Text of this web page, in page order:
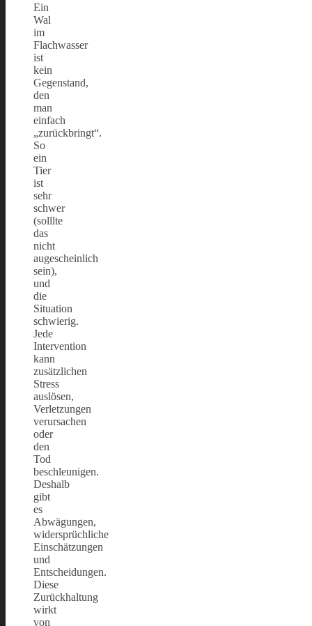
Ein
Wal
im
Flachwasser
ist
kein
Gegenstand,
den
man
einfach
„zurückbringt“.
So
ein
Tier
ist
sehr
schwer
(solllte
das
nicht
augescheinlich
sein),
und
die
Situation
schwierig.
Jede
Intervention
kann
zusätzlichen
Stress
auslösen,
Verletzungen
verursachen
oder
den
Tod
beschleunigen.
Deshalb
gibt
es
Abwägungen,
widersprüchliche
Einschätzungen
und
Entscheidungen.
Diese
Zurückhaltung
wirkt
von